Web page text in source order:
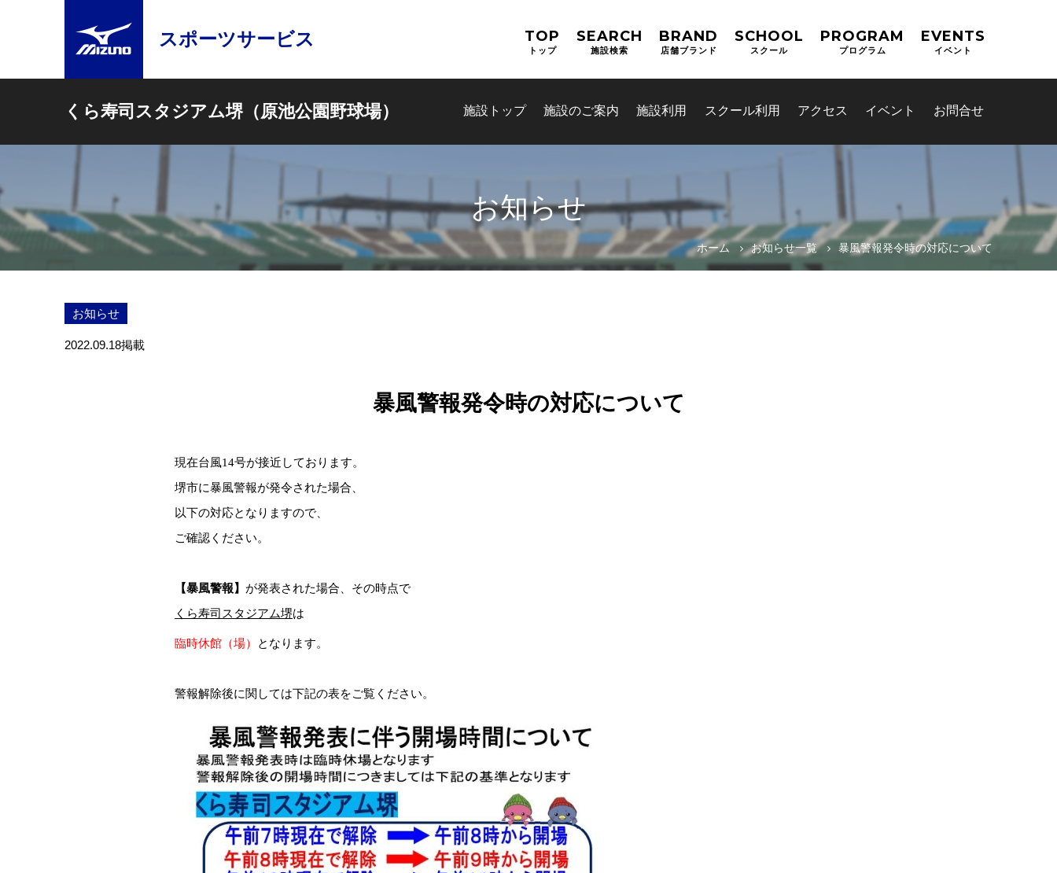
スポーツサービス TOP
トップ
SEARCH
施設検索
BRAND
店舗ブランド
SCHOOL
スクール
PROGRAM
プログラム
EVENTS
イベント
くら寿司スタジアム堺（原池公園野球場） 施設トップ 施設のご案内 施設利用 スクール利用 アクセス イベント お問合せ
お知らせ
ホーム お知らせ一覧 暴風警報発令時の対応について
お知らせ
2022.09.18掲載
暴風警報発令時の対応について
現在台風14号が接近しております。
堺市に暴風警報が発令された場合、
以下の対応となりますので、
ご確認ください。
【暴風警報】 が発表された場合、その時点で
くら寿司スタジアム堺は
臨時休館（場） となります。
警報解除後に関しては下記の表をご覧ください。